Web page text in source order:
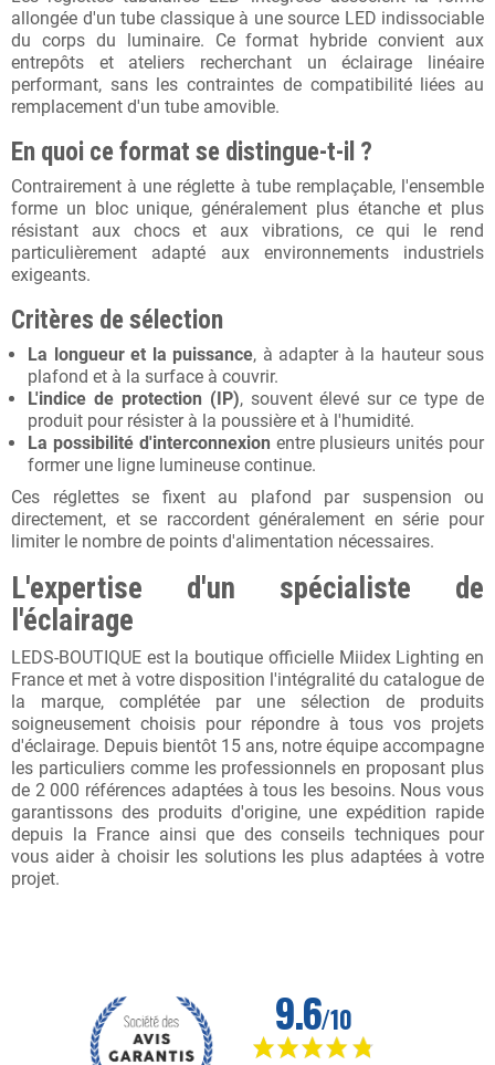
allongée d'un tube classique à une source LED indissociable
du corps du luminaire. Ce format hybride convient aux
entrepôts et ateliers recherchant un éclairage linéaire
performant, sans les contraintes de compatibilité liées au
remplacement d'un tube amovible.
En quoi ce format se distingue-t-il ?
Contrairement à une réglette à tube remplaçable, l'ensemble
forme un bloc unique, généralement plus étanche et plus
résistant aux chocs et aux vibrations, ce qui le rend
particulièrement adapté aux environnements industriels
exigeants.
Critères de sélection
La longueur et la puissance, à adapter à la hauteur sous
plafond et à la surface à couvrir.
L'indice de protection (IP), souvent élevé sur ce type de
produit pour résister à la poussière et à l'humidité.
La possibilité d'interconnexion entre plusieurs unités pour
former une ligne lumineuse continue.
Ces réglettes se fixent au plafond par suspension ou
directement, et se raccordent généralement en série pour
limiter le nombre de points d'alimentation nécessaires.
L'expertise d'un spécialiste de
l'éclairage
LEDS-BOUTIQUE est la boutique officielle Miidex Lighting en
France et met à votre disposition l'intégralité du catalogue de
la marque, complétée par une sélection de produits
soigneusement choisis pour répondre à tous vos projets
d'éclairage. Depuis bientôt 15 ans, notre équipe accompagne
les particuliers comme les professionnels en proposant plus
de 2 000 références adaptées à tous les besoins. Nous vous
garantissons des produits d'origine, une expédition rapide
depuis la France ainsi que des conseils techniques pour
vous aider à choisir les solutions les plus adaptées à votre
projet.